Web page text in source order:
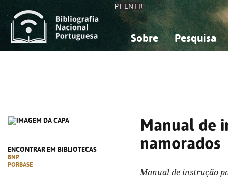
PT EN FR
Sobre Pesquisa
ENCONTRAR EM BIBLIOTECAS
BNP
PORBASE
Manual de
namorados
Manual de instrução